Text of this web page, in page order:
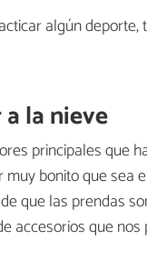
algún
la nieve
principales que
bonito que sea
que las prendas
accesorios que